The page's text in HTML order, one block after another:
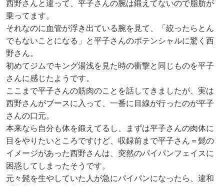
西野さんと違って、平子さんの腕は鍛えてないので脂肪が
乗ってます。
それなのに血管が浮き出ている腕を見て、「絞ったらとん
でもないことになる」と平子さんのポテンシャルに驚く西
野さん。
初めてジムでキング湯浅を見た時の衝撃と同じものを平子
さんに感じたようです。
ここまで平子さんの筋肉のことを話してきましたが、実は
西野さんがブースに入って、一番に目線が行ったのが平子
さんの口元。
本来なら自分も体を鍛えてるし、まずは平子さんの肉体に
目をやりたいところですけど、収録前まで平子さん＝髭の
イメージがあった西野さんは、突然のパイパンフェイスに
困惑してしまったそうです。
元々髭を生やしていた人が急にパイパンになったら、違和